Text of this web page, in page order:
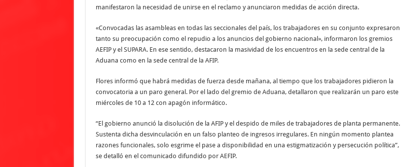
manifestaron la necesidad de unirse en el reclamo y anunciaron medidas de acción directa.
«Convocadas las asambleas en todas las seccionales del país, los trabajadores en su conjunto expresaron
tanto su preocupación como el repudio a los anuncios del gobierno nacional», informaron los gremios
AEFIP y el SUPARA. En ese sentido, destacaron la masividad de los encuentros en la sede central de la
Aduana como en la sede central de la AFIP.
Flores informó que habrá medidas de fuerza desde mañana, al tiempo que los trabajadores pidieron la
convocatoria a un paro general. Por el lado del gremio de Aduana, detallaron que realizarán un paro este
miércoles de 10 a 12 con apagón informático.
“El gobierno anunció la disolución de la AFIP y el despido de miles de trabajadores de planta permanente.
Sustenta dicha desvinculación en un falso planteo de ingresos irregulares. En ningún momento plantea
razones funcionales, solo esgrime el pase a disponibilidad en una estigmatización y persecución política”,
se detalló en el comunicado difundido por AEFIP.